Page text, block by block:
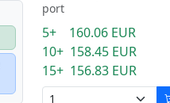
port
5+ 160.06 EUR
10+ 158.45 EUR
15+ 156.83 EUR